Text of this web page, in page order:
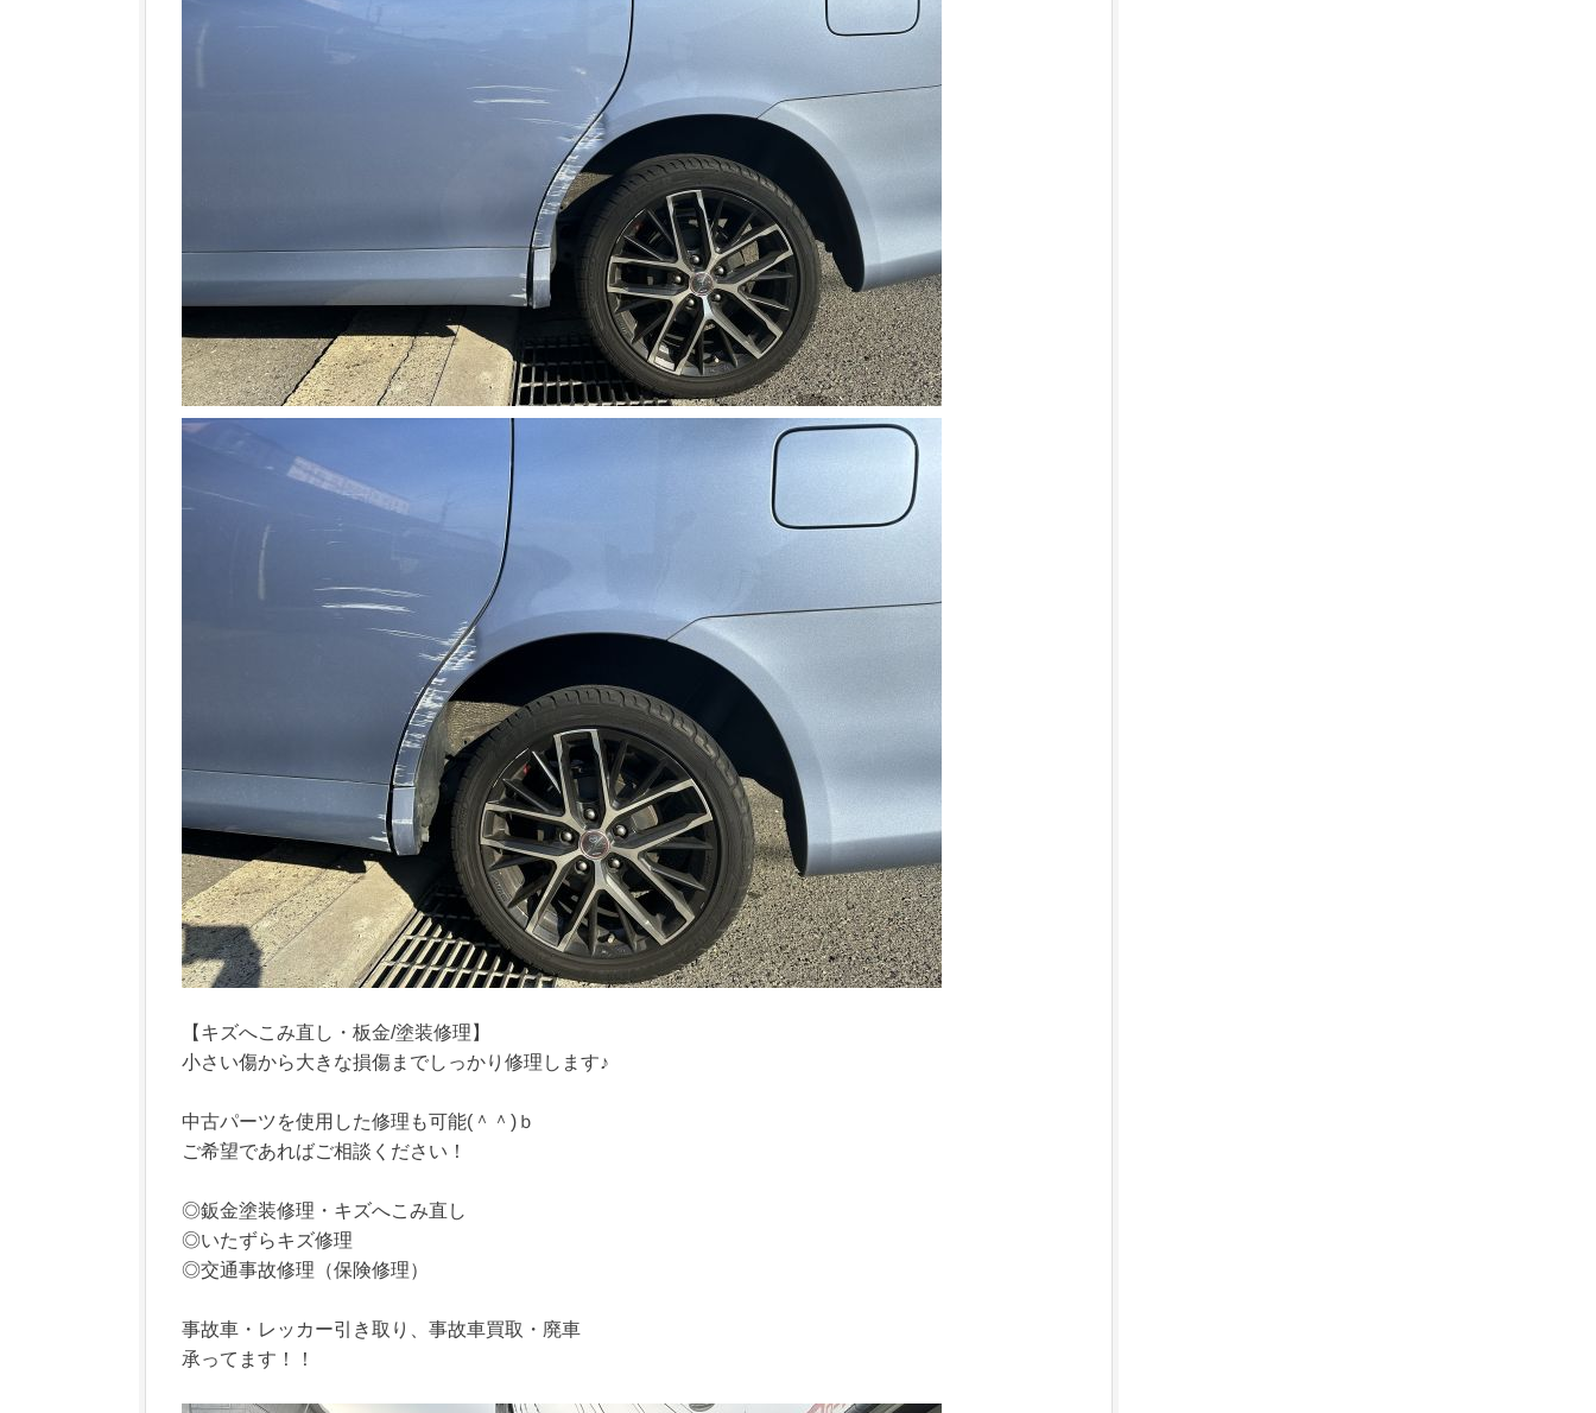
【キズへこみ直し・板金/塗装修理】
小さい傷から大きな損傷までしっかり修理します♪
中古パーツを使用した修理も可能(＾＾)ｂ
ご希望であればご相談ください！
◎鈑金塗装修理・キズへこみ直し
◎いたずらキズ修理
◎交通事故修理（保険修理）
事故車・レッカー引き取り、事故車買取・廃車
承ってます！！